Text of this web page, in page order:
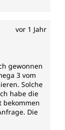
vor 1 Jahr
5 Sternen
gewonnen
3 vom
Solche
habe die
bekommen
Die